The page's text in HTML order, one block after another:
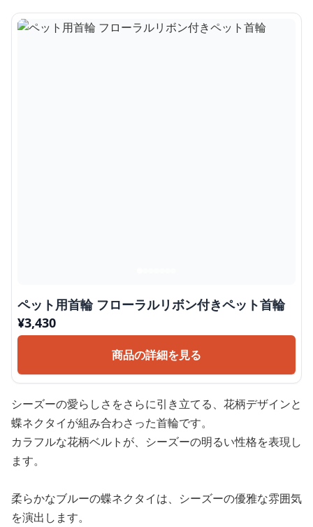
ペット用首輪 フローラルリボン付きペット首輪
¥3,430
商品の詳細を見る
シーズーの愛らしさをさらに引き立てる、花柄デザインと
蝶ネクタイが組み合わさった首輪です。
カラフルな花柄ベルトが、シーズーの明るい性格を表現し
ます。
柔らかなブルーの蝶ネクタイは、シーズーの優雅な雰囲気
を演出します。